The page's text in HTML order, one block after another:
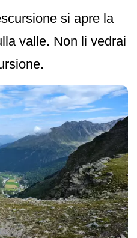
si apre la
valle. Non li vedrai